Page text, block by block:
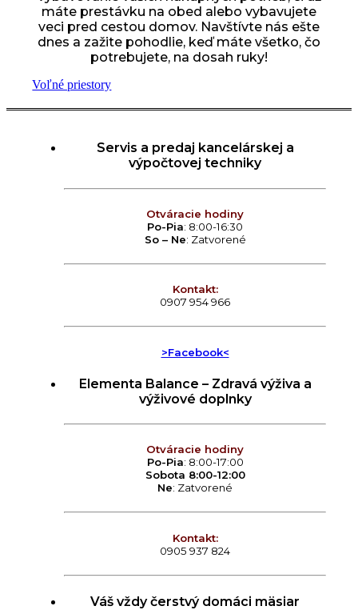
máte prestávku na obed alebo vybavujete
veci pred cestou domov. Navštívte nás ešte
dnes a zažite pohodlie, keď máte všetko, čo
potrebujete, na dosah ruky!
Voľné priestory
Servis a predaj kancelárskej a
výpočtovej techniky
Otváracie hodiny
Po-Pia: 8:00-16:30
So – Ne: Zatvorené
Kontakt:
0907 954 966
>Facebook<
Elementa Balance – Zdravá výživa a
výživové doplnky
Otváracie hodiny
Po-Pia: 8:00-17:00
Sobota 8:00-12:00
Ne: Zatvorené
Kontakt:
0905 937 824
Váš vždy čerstvý domáci mäsiar